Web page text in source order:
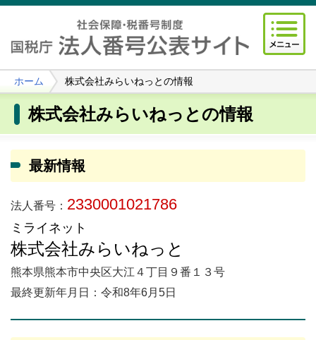
ホーム 株式会社みらいねっとの情報
株式会社みらいねっとの情報
最新情報
法人番号： 2330001021786
ミライネット
株式会社みらいねっと
熊本県熊本市中央区大江４丁目９番１３号
最終更新年月日：令和8年6月5日